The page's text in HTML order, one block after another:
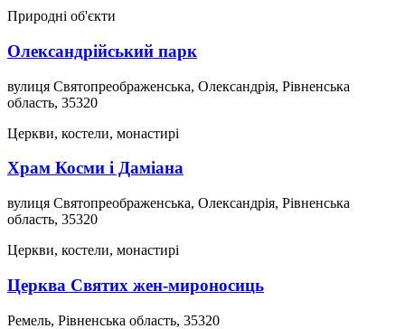
Природні об'єкти
Олександрійський парк
вулиця Святопреображенська, Олександрія, Рівненська
область, 35320
Церкви, костели, монастирі
Храм Косми і Даміана
вулиця Святопреображенська, Олександрія, Рівненська
область, 35320
Церкви, костели, монастирі
Церква Святих жен-мироносиць
Ремель, Рівненська область, 35320